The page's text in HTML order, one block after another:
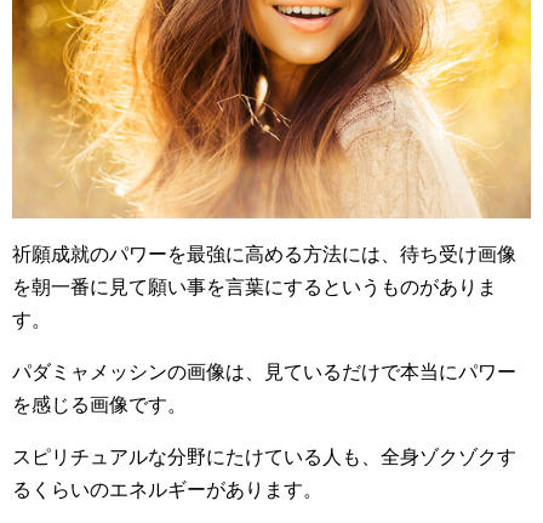
祈願成就のパワーを最強に高める方法には、待ち受け画像
を朝一番に見て願い事を言葉にするというものがありま
す。
パダミャメッシンの画像は、見ているだけで本当にパワー
を感じる画像です。
スピリチュアルな分野にたけている人も、全身ゾクゾクす
るくらいのエネルギーがあります。